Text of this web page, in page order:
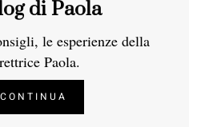
di Paola
le esperienze della
Paola.
CONTINUA